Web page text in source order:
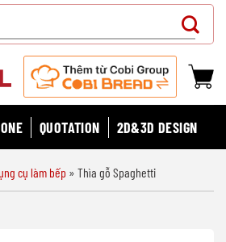
QUOTATION 2D&3D DESIGN
cụ làm bếp » Thìa gỗ Spaghetti